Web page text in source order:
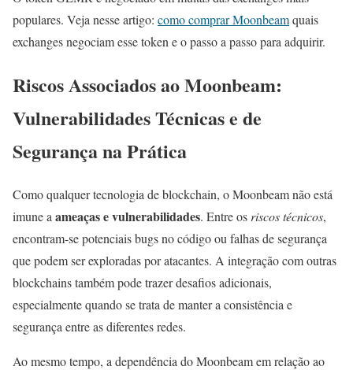
populares. Veja nesse artigo: como comprar Moonbeamquais
exchanges negociam esse token e o passo a passo para adquirir.
Riscos Associados ao Moonbeam:
Vulnerabilidades Técnicas e de
Segurança na Prática
Como qualquer tecnologia de blockchain, o Moonbeam não está
imune a ameaças e vulnerabilidades. Entre os riscos técnicos,
encontram-se potenciais bugs no código ou falhas de segurança
que podem ser exploradas por atacantes. A integração com outras
blockchains também pode trazer desafios adicionais,
especialmente quando se trata de manter a consistência e
segurança entre as diferentes redes.
Ao mesmo tempo, a dependência do Moonbeam em relação ao